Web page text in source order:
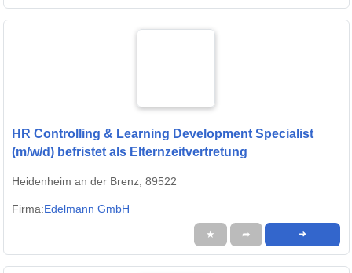
HR Controlling & Learning Development Specialist
(m/w/d) befristet als Elternzeitvertretung
Heidenheim an der Brenz, 89522
Firma:Edelmann GmbH
★ ➦ ➜